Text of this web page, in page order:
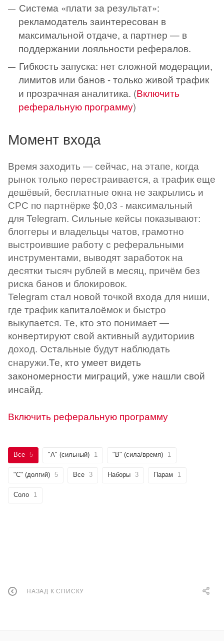
Система «плати за результат»:
рекламодатель заинтересован в
максимальной отдаче, а партнер — в
поддержании лояльности рефералов.
Гибкость запуска: нет сложной модерации,
лимитов или банов - только живой трафик
и прозрачная аналитика. (Включить
реферальную программу)
Момент входа
Время заходить — сейчас, на этапе, когда
рынок только перестраивается, а трафик еще
дешёвый, бесплатные окна не закрылись и
CPC по партнёрке $0,03 - максимальный
для Telegram. Сильные кейсы показывают:
блоггеры и владельцы чатов, грамотно
выстроившие работу с реферальными
инструментами, выводят заработок на
десятки тысяч рублей в месяц, причём без
риска банов и блокировок.
Telegram стал новой точкой входа для ниши,
где трафик капиталоёмок и быстро
выкупается. Те, кто это понимает —
конвертируют свой активный аудиториив
доход. Остальные будут наблюдать
снаружи.Те, кто умеет видеть
закономерности миграций, уже нашли свой
инсайд.
Включить реферальную программу
Все 5 "А" (сильный) 1 "B" (сила/время) 1
"C" (долгий) 5 Все 3 Наборы 3 Парам 1
Соло 1
НАЗАД К СПИСКУ